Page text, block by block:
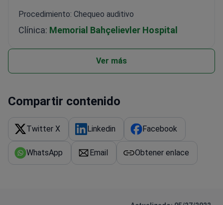
Procedimiento: Chequeo auditivo
Clínica: Memorial Bahçelievler Hospital
Ver más
Compartir contenido
Twitter X Linkedin Facebook
WhatsApp Email Obtener enlace